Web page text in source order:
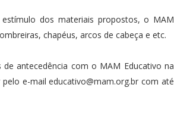
dos materiais propostos, o MAM
chapéus, arcos de cabeça e etc.
antecedência com o MAM Educativo na
pelo e-maileducativo@mam.org.br com até